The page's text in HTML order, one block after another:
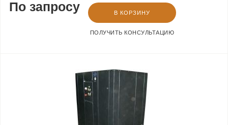
По запросу В КОРЗИНУ
ПОЛУЧИТЬ КОНСУЛЬТАЦИЮ